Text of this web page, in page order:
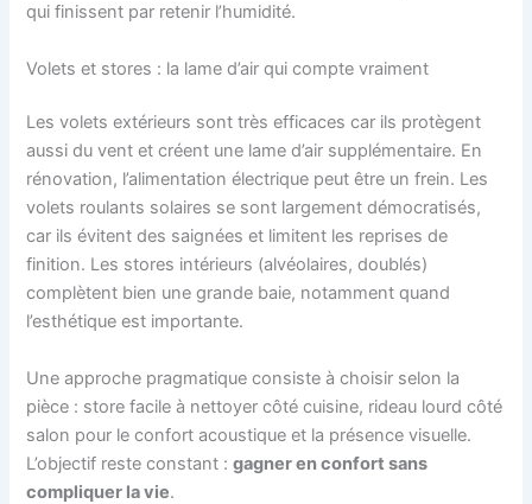
qui finissent par retenir l’humidité.
Volets et stores : la lame d’air qui compte vraiment
Les volets extérieurs sont très efficaces car ils protègent
aussi du vent et créent une lame d’air supplémentaire. En
rénovation, l’alimentation électrique peut être un frein. Les
volets roulants solaires se sont largement démocratisés,
car ils évitent des saignées et limitent les reprises de
finition. Les stores intérieurs (alvéolaires, doublés)
complètent bien une grande baie, notamment quand
l’esthétique est importante.
Une approche pragmatique consiste à choisir selon la
pièce : store facile à nettoyer côté cuisine, rideau lourd côté
salon pour le confort acoustique et la présence visuelle.
L’objectif reste constant :gagner en confort sans
compliquer la vie.